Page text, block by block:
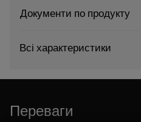
Документи по продукту
Всі характеристики
Переваги